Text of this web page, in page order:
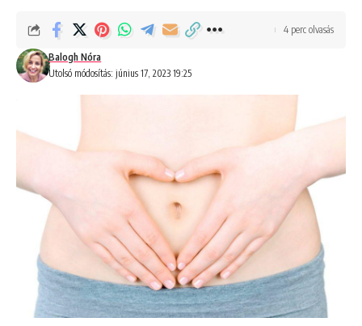
Utolsó módosítás: június 17, 2023 19:25
Balogh Nóra
4 perc olvasás